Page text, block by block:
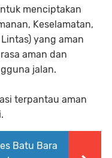
menciptakan
Keselamatan,
yang aman
aman dan
jalan.
terpantau aman
Batu Bara